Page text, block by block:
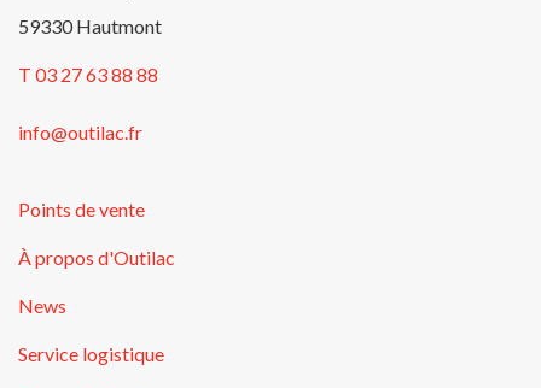
59330 Hautmont
T 03 27 63 88 88
info@outilac.fr
Points de vente
À propos d'Outilac
News
Service logistique